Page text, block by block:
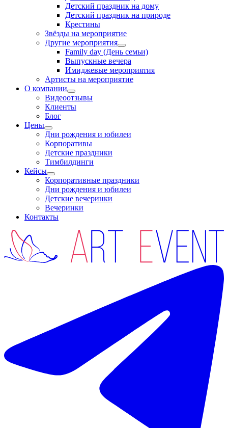
Детский праздник на дому
Детский праздник на природе
Крестины
Звёзды на мероприятие
Другие мероприятия
Family day (День семьи)
Выпускные вечера
Имиджевые мероприятия
Артисты на мероприятие
О компании
Видеоотзывы
Клиенты
Блог
Цены
Дни рождения и юбилеи
Корпоративы
Детские праздники
Тимбилдинги
Кейсы
Корпоративные праздники
Дни рождения и юбилеи
Детские вечеринки
Вечеринки
Контакты